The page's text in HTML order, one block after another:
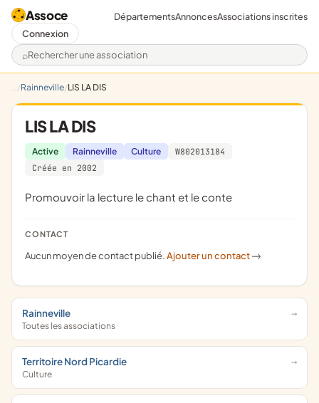
Assoce
Rechercher une association
DépartementsAnnoncesAssociations inscrites
Connexion
Rainneville LIS LA DIS
LIS LA DIS
Active Rainneville Culture
W802013184
Créée en 2002
promouvoir la lecture le chant et le conte
CONTACT
Aucun moyen de contact publié.Ajouter un contact ->
Rainneville
Toutes les associations
Territoire Nord Picardie
Culture